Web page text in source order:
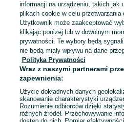
informacji na urządzeniu, takich jak
plikach cookie w celu przetwarzania
Użytkownik może zaakceptować
klikając poniżej lub w dowolnym
prywatności. Te wybory będą
nie będą miały wpływu na dane
Polityka Prywatności
Wraz z naszymi partnerami
zapewnienia:
Użycie dokładnych danych
skanowanie charakterystyki
Rozumienie odbiorców dzięki
różnych źródeł. Przechowywanie